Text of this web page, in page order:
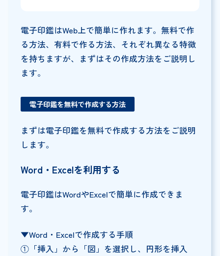
電子印鑑はWeb上で簡単に作れます。無料で作
る方法、有料で作る方法、それぞれ異なる特徴
を持ちますが、まずはその作成方法をご説明し
ます。
電子印鑑を無料で作成する方法
まずは電子印鑑を無料で作成する方法をご説明
します。
Word・Excelを利用する
電子印鑑はWordやExcelで簡単に作成できま
す。
▼Word・Excelで作成する手順
①「挿入」から「図」を選択し、円形を挿入